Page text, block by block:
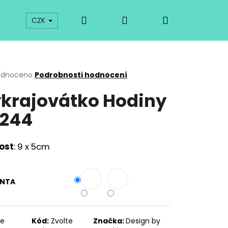
Kurzy Odkazy O vykrajovátkách
CZK Přihlášení
Podrobnosti hodnocení
Hodiny
: 9 x 5cm
Kód: Zvolte
Značka:Design by